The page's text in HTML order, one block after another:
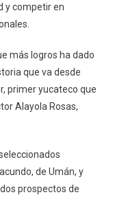
y competir en
más logros ha dado
que va desde
primer yucateco que
Alayola Rosas,
de Umán, y
prospectos de